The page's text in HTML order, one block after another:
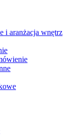
i aranżacja wnętrz